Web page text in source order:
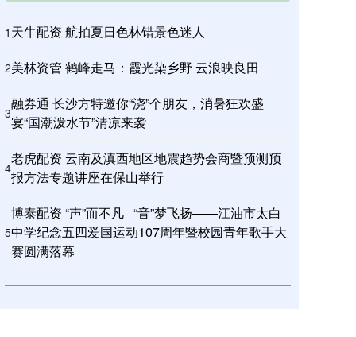
1 天牛配资 航拍夏日色林错景色迷人
2美林资管 鹤峰走马：霞光染乡野 云浪映良田
3
融券通 长沙方特邀你“浇”个朋友，消暑狂欢盛
宴“国潮泼水节”清凉来袭
4
老虎配资 云南及滇西地区地震趋势会商暨预测预
报方法专题讲座在保山举行
5
博泰配资 “声”而不凡 “音”梦飞扬——江油市太白
中学纪念五四爱国运动107周年暨校园青年歌手大
赛圆满落幕